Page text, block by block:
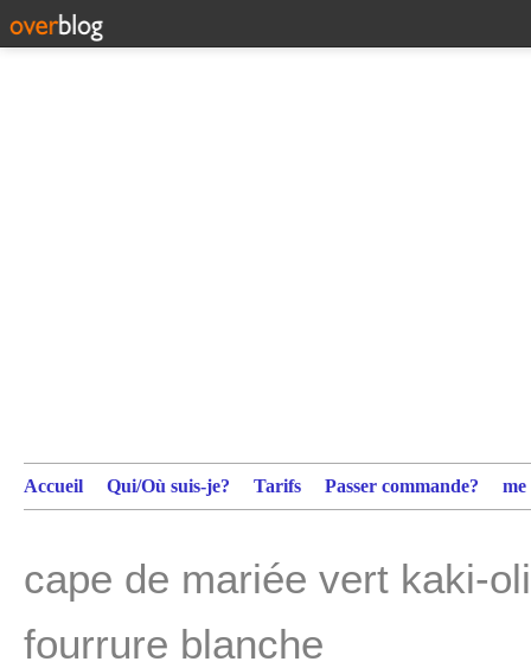
Accueil Qui/Où suis-je? Tarifs Passer commande?
cape de mariée vert kaki-
fourrure blanche